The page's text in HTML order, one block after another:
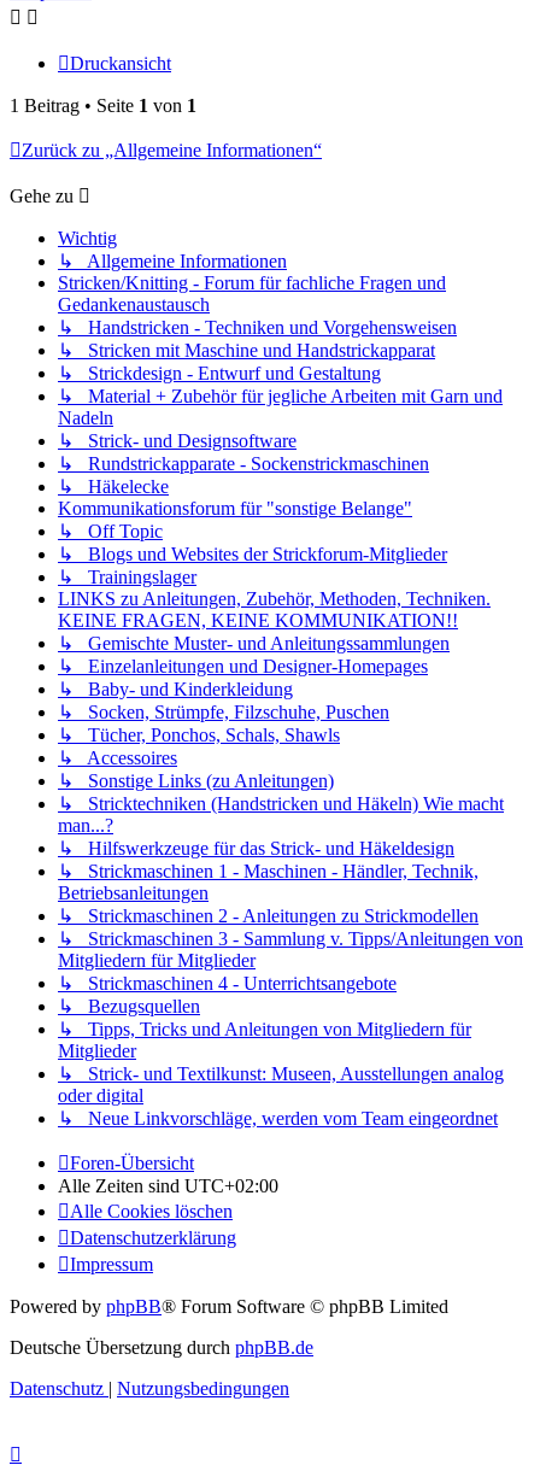
Druckansicht
1 Beitrag • Seite 1 von 1
Zurück zu „Allgemeine Informationen“
Gehe zu
Wichtig
↳ Allgemeine Informationen
Stricken/Knitting - Forum für fachliche Fragen und
Gedankenaustausch
↳ Handstricken - Techniken und Vorgehensweisen
↳ Stricken mit Maschine und Handstrickapparat
↳ Strickdesign - Entwurf und Gestaltung
↳ Material + Zubehör für jegliche Arbeiten mit Garn und
Nadeln
↳ Strick- und Designsoftware
↳ Rundstrickapparate - Sockenstrickmaschinen
↳ Häkelecke
Kommunikationsforum für "sonstige Belange"
↳ Off Topic
↳ Blogs und Websites der Strickforum-Mitglieder
↳ Trainingslager
LINKS zu Anleitungen, Zubehör, Methoden, Techniken.
KEINE FRAGEN, KEINE KOMMUNIKATION!!
↳ Gemischte Muster- und Anleitungssammlungen
↳ Einzelanleitungen und Designer-Homepages
↳ Baby- und Kinderkleidung
↳ Socken, Strümpfe, Filzschuhe, Puschen
↳ Tücher, Ponchos, Schals, Shawls
↳ Accessoires
↳ Sonstige Links (zu Anleitungen)
↳ Stricktechniken (Handstricken und Häkeln) Wie macht
man...?
↳ Hilfswerkzeuge für das Strick- und Häkeldesign
↳ Strickmaschinen 1 - Maschinen - Händler, Technik,
Betriebsanleitungen
↳ Strickmaschinen 2 - Anleitungen zu Strickmodellen
↳ Strickmaschinen 3 - Sammlung v. Tipps/Anleitungen von
Mitgliedern für Mitglieder
↳ Strickmaschinen 4 - Unterrichtsangebote
↳ Bezugsquellen
↳ Tipps, Tricks und Anleitungen von Mitgliedern für
Mitglieder
↳ Strick- und Textilkunst: Museen, Ausstellungen analog
oder digital
↳ Neue Linkvorschläge, werden vom Team eingeordnet
Foren-Übersicht
Alle Zeiten sind UTC+02:00
Alle Cookies löschen
Datenschutzerklärung
Impressum
Powered by phpBB® Forum Software © phpBB Limited
Deutsche Übersetzung durch phpBB.de
Datenschutz | Nutzungsbedingungen